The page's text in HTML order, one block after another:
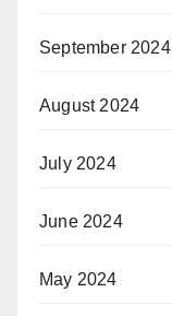
September 2024
August 2024
July 2024
June 2024
May 2024